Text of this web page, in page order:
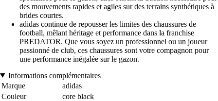
des mouvements rapides et agiles sur des terrains synthétiques à
brides courtes.
adidas continue de repousser les limites des chaussures de
football, mêlant héritage et performance dans la franchise
PREDATOR. Que vous soyez un professionnel ou un joueur
passionné de club, ces chaussures sont votre compagnon pour
une performance inégalée sur le gazon.
Informations complémentaires
Marque
adidas
Couleur
core black